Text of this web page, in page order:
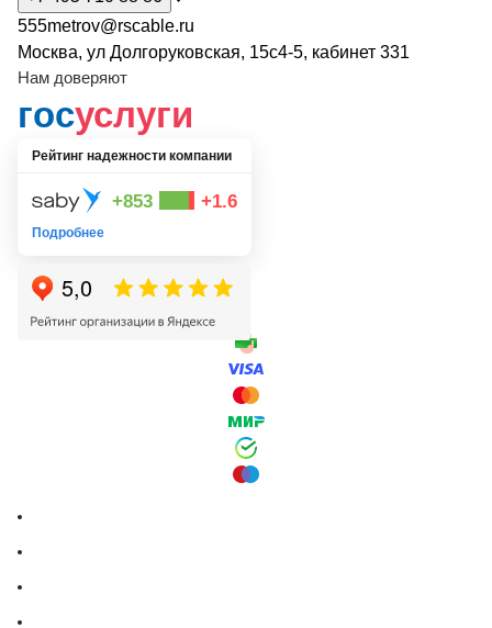
555metrov@rscable.ru
Москва, ул Долгоруковская, 15с4-5, кабинет 331
Нам доверяют
госуслуги
Рейтинг надежности компании
+853 +1.6
Подробнее